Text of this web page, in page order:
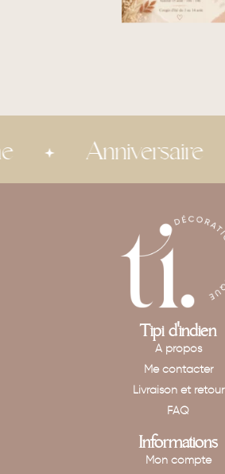
Anniversaire
Tipi d'indien
A propos
Me contacter
Livraison et retour
FAQ
Informations
Mon compte